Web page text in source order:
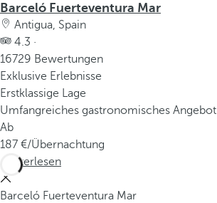
Barceló Fuerteventura Mar
Antigua, Spain
4.3 ·
16729 Bewertungen
Exklusive Erlebnisse
Erstklassige Lage
Umfangreiches gastronomisches Angebot
Ab
187
/Übernachtung
Weiterlesen
Barceló Fuerteventura Mar